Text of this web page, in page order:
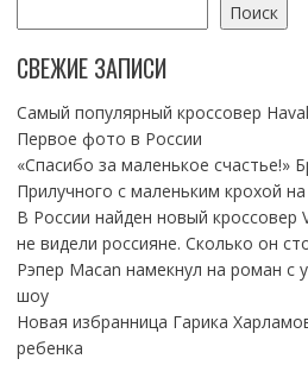
Поиск
СВЕЖИЕ ЗАПИСИ
Самый популярный кроссовер
Первое фото в России
«Спасибо за маленькое счастье!»
Прилучного с маленьким крохой на
В России найден новый
не видели россияне. Сколько он
Рэпер Macan намекнул на роман с
шоу
Новая избранница Гарика
ребенка